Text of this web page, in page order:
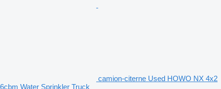
camion-citerne Used HOWO NX 4x2
6cbm Water Sprinkler Truck